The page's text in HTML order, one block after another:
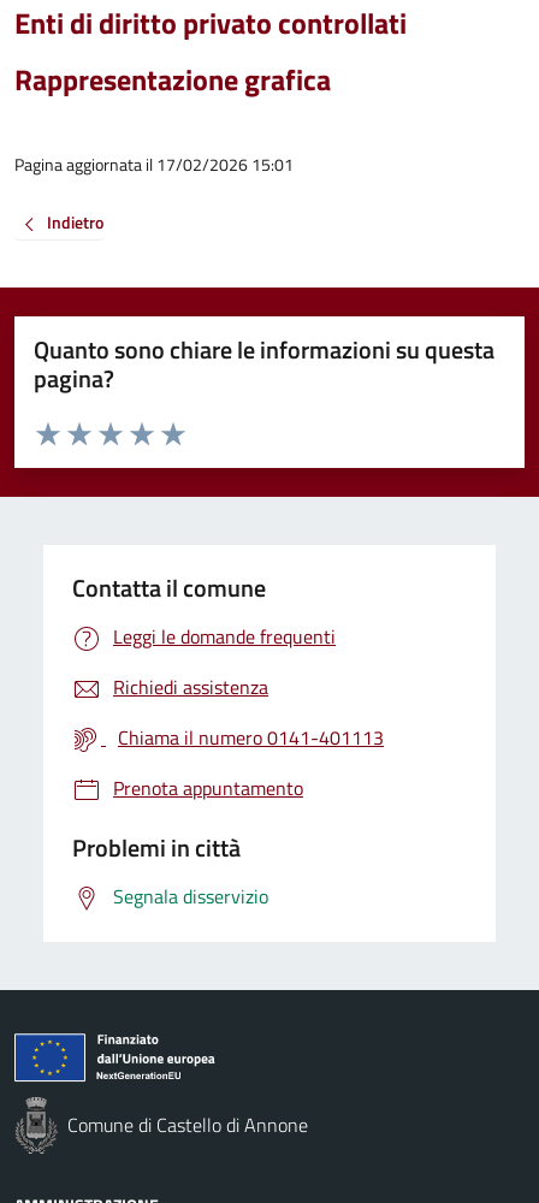
Enti di diritto privato controllati
Rappresentazione grafica
Pagina aggiornata il 17/02/2026 15:01
Indietro
Quanto sono chiare le informazioni su questa
pagina?
Valuta da 1 a 5 stelle la pagina
Valuta 5 stelle su 5
Valuta 4 stelle su 5
Valuta 3 stelle su 5
Valuta 2 stelle su 5
Valuta 1 stelle su 5
Contatta il comune
Leggi le domande frequenti
Richiedi assistenza
Chiama il numero 0141-401113
Prenota appuntamento
Problemi in città
Segnala disservizio
Comune di Castello di Annone